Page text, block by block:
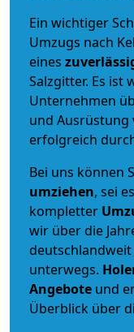
Ein wichtiger
Umzugs nach
eines
Salzgitter. Es ist
Unternehmen
und Ausrüstung
erfolgreich
Bei uns können
umziehen, sei
kompletter
wir über die
unterwegs.
Angebote und
Überblick über